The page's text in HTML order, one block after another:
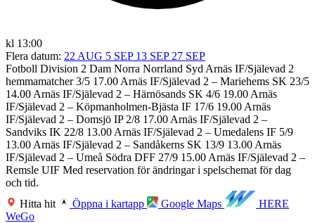
kl 13:00
Flera datum: 22 AUG 5 SEP 13 SEP 27 SEP
Fotboll Division 2 Dam Norra Norrland Syd Arnäs IF/Själevad 2
hemmamatcher 3/5 17.00 Arnäs IF/Själevad 2 – Mariehems SK 23/5
14.00 Arnäs IF/Själevad 2 – Härnösands SK 4/6 19.00 Arnäs
IF/Själevad 2 – Köpmanholmen-Bjästa IF 17/6 19.00 Arnäs
IF/Själevad 2 – Domsjö IP 2/8 17.00 Arnäs IF/Själevad 2 –
Sandviks IK 22/8 13.00 Arnäs IF/Själevad 2 – Umedalens IF 5/9
13.00 Arnäs IF/Själevad 2 – Sandåkerns SK 13/9 13.00 Arnäs
IF/Själevad 2 – Umeå Södra DFF 27/9 15.00 Arnäs IF/Själevad 2 –
Remsle UIF Med reservation för ändringar i spelschemat för dag
och tid.
Hitta hit
Öppna i kartapp Google Maps
HERE
WeGo